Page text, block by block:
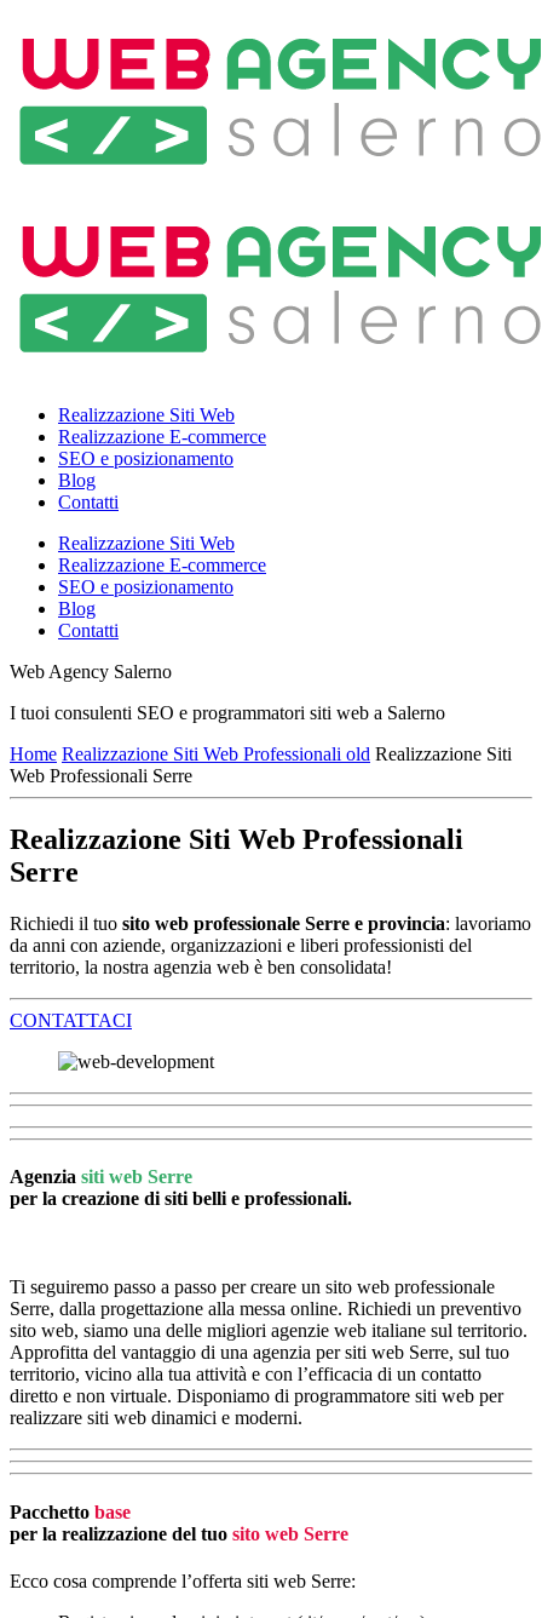
Realizzazione Siti Web
Realizzazione E-commerce
SEO e posizionamento
Blog
Contatti
Realizzazione Siti Web
Realizzazione E-commerce
SEO e posizionamento
Blog
Contatti
Web Agency Salerno
I tuoi consulenti SEO e programmatori siti web a Salerno
Home Realizzazione Siti Web Professionali old Realizzazione Siti
Web Professionali Serre
Realizzazione Siti Web Professionali
Serre
Richiedi il tuo sito web professionale Serre e provincia: lavoriamo
da anni con aziende, organizzazioni e liberi professionisti del
territorio, la nostra agenzia web è ben consolidata!
CONTATTACI
Agenzia siti web Serre
per la creazione di siti belli e professionali.
Ti seguiremo passo a passo per creare un sito web professionale
Serre, dalla progettazione alla messa online. Richiedi un preventivo
sito web, siamo una delle migliori agenzie web italiane sul territorio.
Approfitta del vantaggio di una agenzia per siti web Serre, sul tuo
territorio, vicino alla tua attività e con l’efficacia di un contatto
diretto e non virtuale. Disponiamo di programmatore siti web per
realizzare siti web dinamici e moderni.
Pacchetto base
per la realizzazione del tuo sito web Serre
Ecco cosa comprende l’offerta siti web Serre: